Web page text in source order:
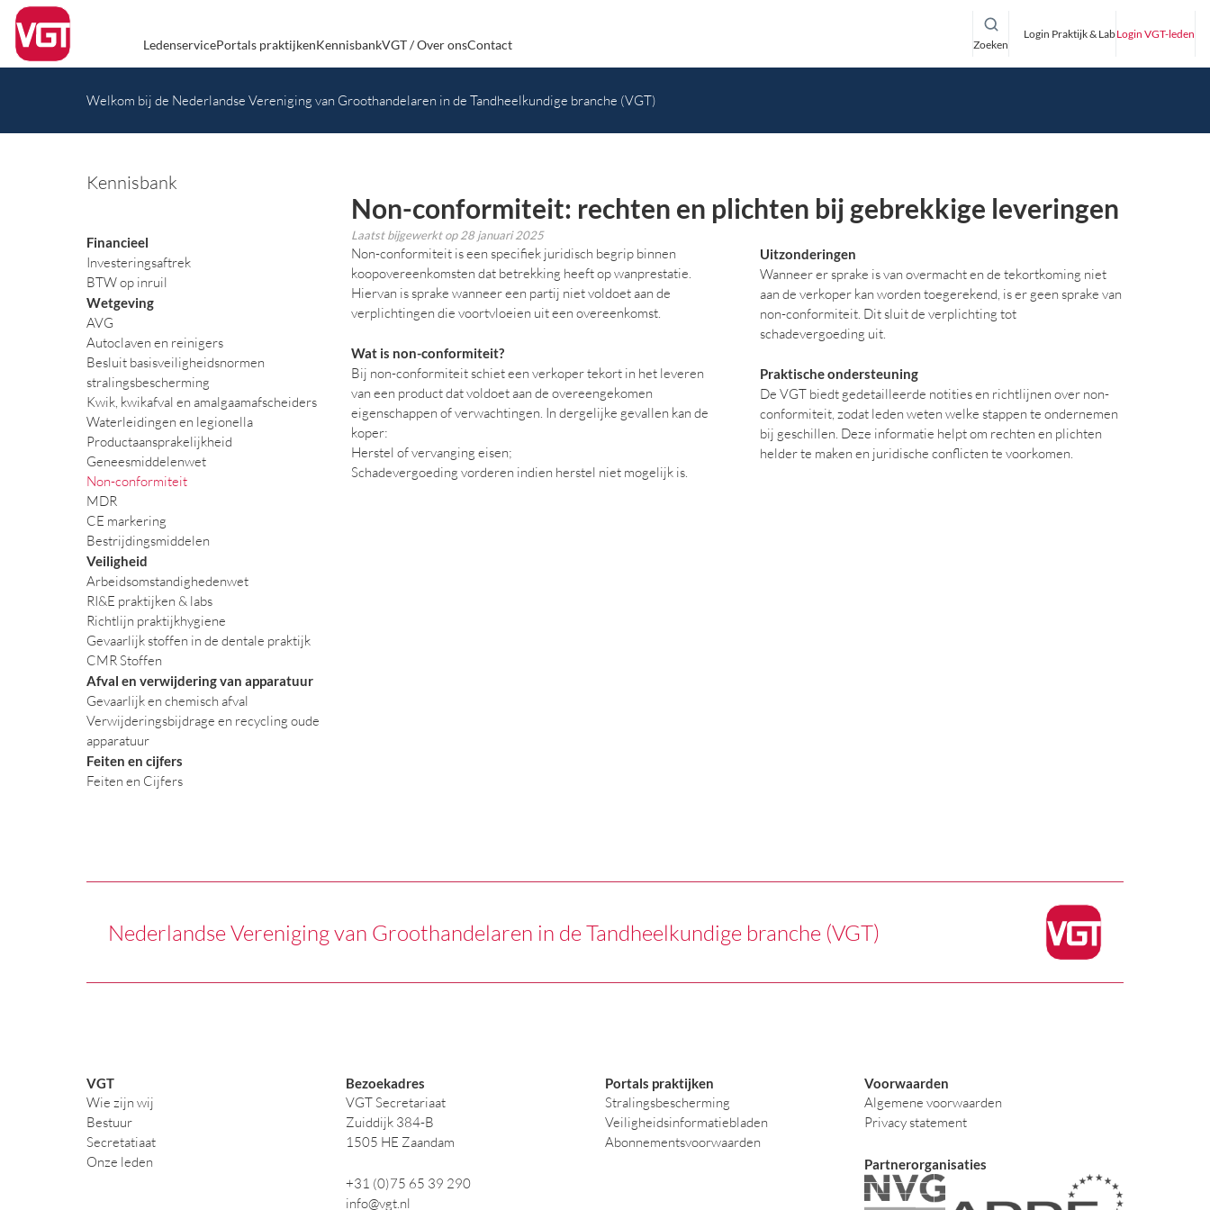
LedenservicePortals praktijkenKennisbankVGT / Over onsContact Zoeken
Login Praktijk & LabLogin VGT-leden
Welkom bij de Nederlandse Vereniging van Groothandelaren in de Tandheelkundige branche (VGT)
Kennisbank
Financieel
Investeringsaftrek
BTW op inruil
Wetgeving
AVG
Autoclaven en reinigers
Besluit basisveiligheidsnormen
stralingsbescherming
Kwik, kwikafval en amalgaamafscheiders
Waterleidingen en legionella
Productaansprakelijkheid
Geneesmiddelenwet
Non-conformiteit
MDR
CE markering
Bestrijdingsmiddelen
Veiligheid
Arbeidsomstandighedenwet
RI&E praktijken & labs
Richtlijn praktijkhygiene
Gevaarlijk stoffen in de dentale praktijk
CMR Stoffen
Afval en verwijdering van apparatuur
Gevaarlijk en chemisch afval
Verwijderingsbijdrage en recycling oude
apparatuur
Feiten en cijfers
Feiten en Cijfers
Non-conformiteit: rechten en plichten bij gebrekkige leveringen
Laatst bijgewerkt op28 januari 2025
Non-conformiteit is een specifiek juridisch begrip binnen
koopovereenkomsten dat betrekking heeft op wanprestatie.
Hiervan is sprake wanneer een partij niet voldoet aan de
verplichtingen die voortvloeien uit een overeenkomst.
Wat is non-conformiteit?
Bij non-conformiteit schiet een verkoper tekort in het leveren
van een product dat voldoet aan de overeengekomen
eigenschappen of verwachtingen. In dergelijke gevallen kan de
koper:
Herstel of vervanging eisen;
Schadevergoeding vorderen indien herstel niet mogelijk is.
Uitzonderingen
Wanneer er sprake is van overmacht en de tekortkoming niet
aan de verkoper kan worden toegerekend, is er geen sprake van
non-conformiteit. Dit sluit de verplichting tot
schadevergoeding uit.
Praktische ondersteuning
De VGT biedt gedetailleerde notities en richtlijnen over non-
conformiteit, zodat leden weten welke stappen te ondernemen
bij geschillen. Deze informatie helpt om rechten en plichten
helder te maken en juridische conflicten te voorkomen.
Nederlandse Vereniging van Groothandelaren in de Tandheelkundige branche (VGT)
VGT
Wie zijn wij
Bestuur
Secretatiaat
Onze leden
Bezoekadres
VGT Secretariaat
Zuiddijk 384-B
1505 HE Zaandam
+31 (0)75 65 39 290
info@vgt.nl
Portals praktijken
Stralingsbescherming
Veiligheidsinformatiebladen
Abonnementsvoorwaarden
Voorwaarden
Algemene voorwaarden
Privacy statement
Partnerorganisaties